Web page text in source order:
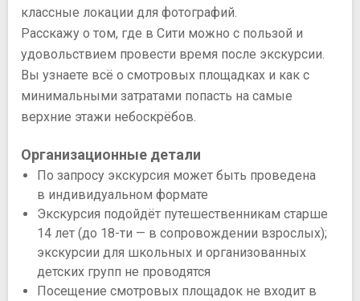
классные локации для фотографий.
Расскажу о том, где в Сити можно с пользой и
удовольствием провести время после экскурсии.
Вы узнаете всё о смотровых площадках и как с
минимальными затратами попасть на самые
верхние этажи небоскрёбов.
Организационные детали
По запросу экскурсия может быть проведена
в индивидуальном формате
Экскурсия подойдёт путешественникам старше
14 лет (до 18-ти — в сопровождении взрослых);
экскурсии для школьных и организованных
детских групп не проводятся
Посещение смотровых площадок не входит в